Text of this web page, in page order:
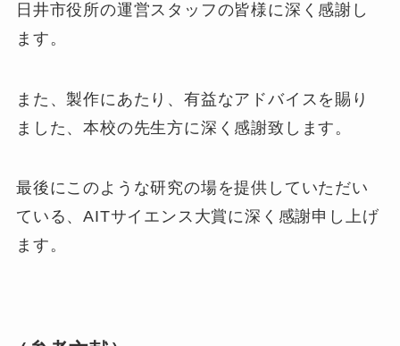
日井市役所の運営スタッフの皆様に深く感謝し
ます。
また、製作にあたり、有益なアドバイスを賜り
ました、本校の先生方に深く感謝致します。
最後にこのような研究の場を提供していただい
ている、AITサイエンス大賞に深く感謝申し上げ
ます。